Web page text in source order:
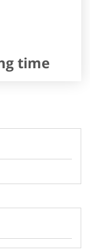
time